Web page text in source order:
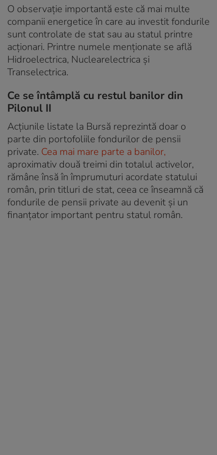
O observație importantă este că mai multe
companii energetice în care au investit fondurile
sunt controlate de stat sau au statul printre
acționari. Printre numele menționate se află
Hidroelectrica, Nuclearelectrica și
Transelectrica.
Ce se întâmplă cu restul banilor din
Pilonul II
Acțiunile listate la Bursă reprezintă doar o
parte din portofoliile fondurilor de pensii
private. Cea mai mare parte a banilor,
aproximativ două treimi din totalul activelor,
rămâne însă în împrumuturi acordate statului
român, prin titluri de stat, ceea ce înseamnă că
fondurile de pensii private au devenit și un
finanțator important pentru statul român.